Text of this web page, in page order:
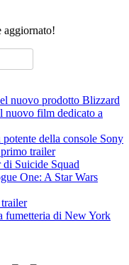
aggiornato!
nuovo prodotto Blizzard
nuovo film dedicato a
della console Sony
trailer
Suicide Squad
One: A Star Wars
fumetteria di New York